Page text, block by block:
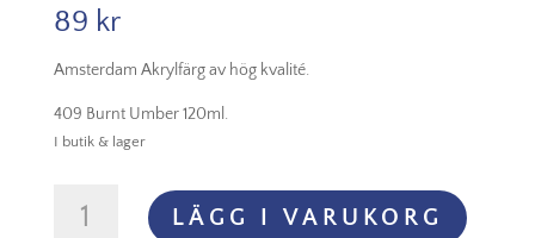
89 kr
Amsterdam Akrylfärg av hög kvalité.
409 Burnt Umber 120ml.
I butik & lager
Akryl
LÄGG I VARUKORG